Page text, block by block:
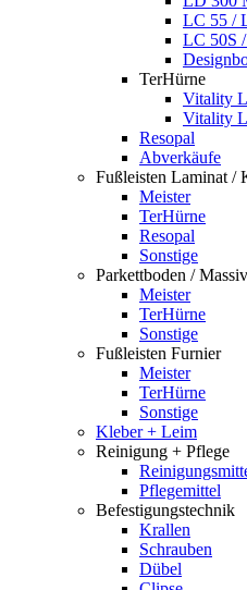
LC 55 /
LC 50S
TerHürne
Vitality
Vitality
Resopal
Abverkäufe
Fußleisten Laminat /
Meister
TerHürne
Resopal
Sonstige
Parkettboden /
Meister
TerHürne
Sonstige
Fußleisten Furnier
Meister
TerHürne
Sonstige
Kleber + Leim
Reinigung + Pflege
Pflegemittel
Befestigungstechnik
Krallen
Schrauben
Dübel